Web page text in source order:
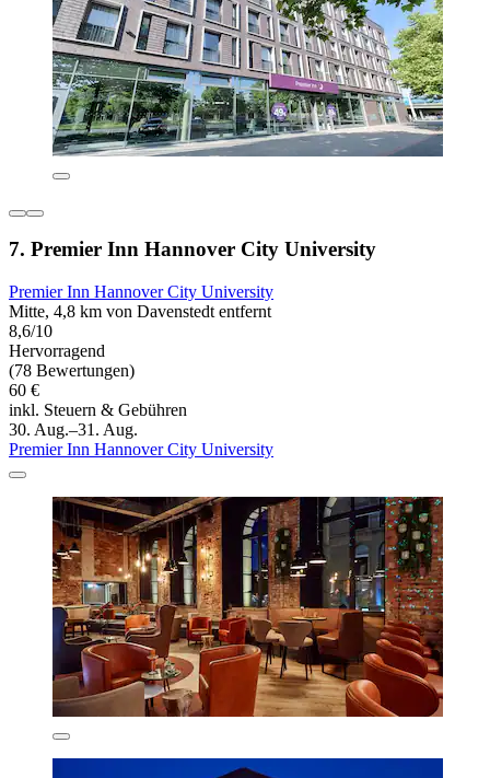
7. Premier Inn Hannover City University
Premier Inn Hannover City University
Mitte, 4,8 km von Davenstedt entfernt
8,6/10
Hervorragend
(78 Bewertungen)
60 €
inkl. Steuern & Gebühren
30. Aug.–31. Aug.
Premier Inn Hannover City University